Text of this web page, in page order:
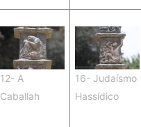
12- A
Caballah
16- Judaísmo
Hassídico